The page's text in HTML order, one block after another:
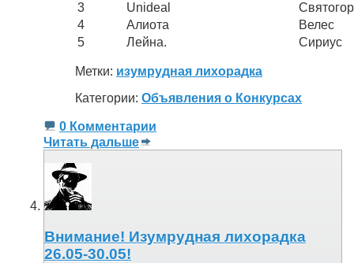
3
Unideal
Святогор
4
Алиота
Велес
5
Лейна. Сириус
Метки: изумрудная лихорадка
Категории: Объявления о Конкурсах
0 Комментарии
Читать дальше
Внимание! Изумрудная лихорадка
26.05-30.05!